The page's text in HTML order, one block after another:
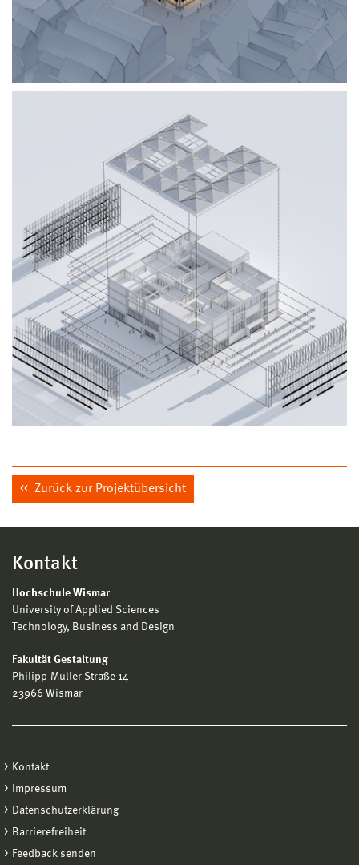
Zurück zur Projektübersicht
Kontakt
Hochschule Wismar
University of Applied Sciences
Technology, Business and Design
Fakultät Gestaltung
Philipp-Müller-Straße 14
23966 Wismar
Kontakt
Impressum
Datenschutzerklärung
Barrierefreiheit
Feedback senden